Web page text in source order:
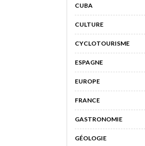
CUBA
CULTURE
CYCLOTOURISME
ESPAGNE
EUROPE
FRANCE
GASTRONOMIE
GÉOLOGIE